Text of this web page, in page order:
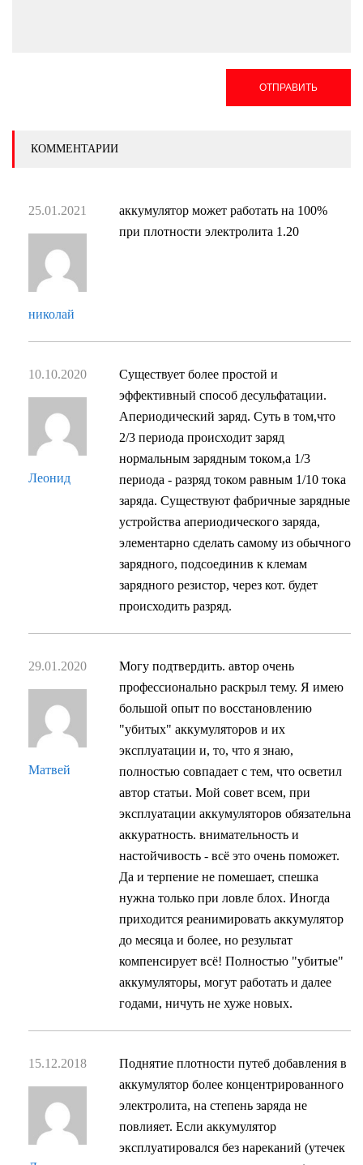
ОТПРАВИТЬ
КОММЕНТАРИИ
25.01.2021
николай
аккумулятор может работать на 100%
при плотности электролита 1.20
10.10.2020
Леонид
Существует более простой и
эффективный способ десульфатации.
Апериодический заряд. Суть в том,что
2/3 периода происходит заряд
нормальным зарядным током,а 1/3
периода - разряд током равным 1/10 тока
заряда. Существуют фабричные зарядные
устройства апериодического заряда,
элементарно сделать самому из обычного
зарядного, подсоединив к клемам
зарядного резистор, через кот. будет
происходить разряд.
29.01.2020
Матвей
Могу подтвердить. автор очень
профессионально раскрыл тему. Я имею
большой опыт по восстановлению
"убитых" аккумуляторов и их
эксплуатации и, то, что я знаю,
полностью совпадает с тем, что осветил
автор статьи. Мой совет всем, при
эксплуатации аккумуляторов обязательна
аккуратность. внимательность и
настойчивость - всё это очень поможет.
Да и терпение не помешает, спешка
нужна только при ловле блох. Иногда
приходится реанимировать аккумулятор
до месяца и более, но результат
компенсирует всё! Полностью "убитые"
аккумуляторы, могут работать и далее
годами, ничуть не хуже новых.
15.12.2018
Поднятие плотности путеб добавления в
аккумулятор более концентрированного
электролита, на степень заряда не
повлияет. Если аккумулятор
эксплуатировался без нареканий (утечек